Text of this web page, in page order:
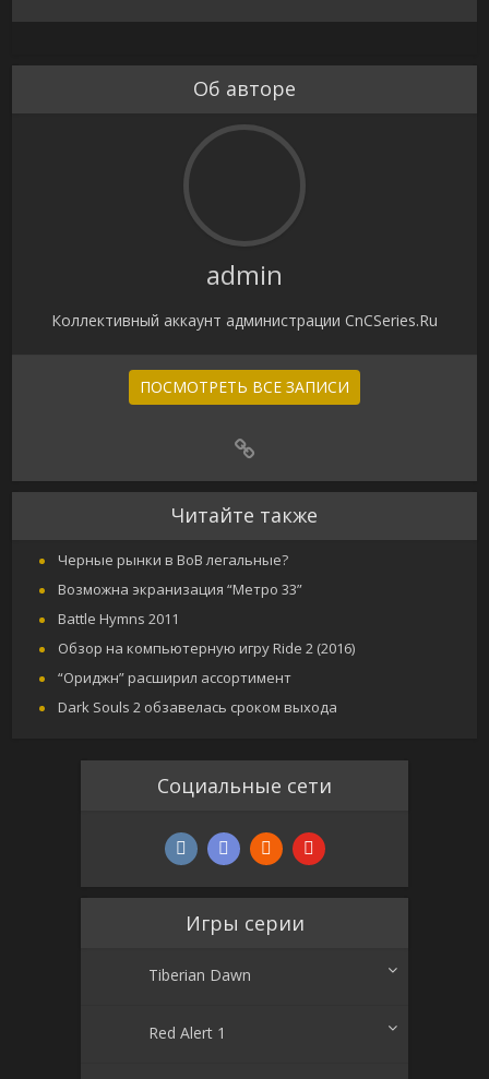
Об авторе
admin
Коллективный аккаунт администрации CnCSeries.Ru
ПОСМОТРЕТЬ ВСЕ ЗАПИСИ
Читайте также
Черные рынки в ВоВ легальные?
Возможна экранизация “Метро 33”
Battle Hymns 2011
Обзор на компьютерную игру Ride 2 (2016)
“Ориджн” расширил ассортимент
Dark Souls 2 обзавелась сроком выхода
Социальные сети
Игры серии
Tiberian Dawn
Red Alert 1